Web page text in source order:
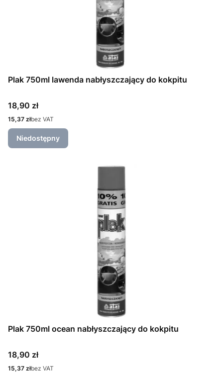
Plak 750ml lawenda nabłyszczający do kokpitu
Cena
18,90 zł
Cena
15,37 złbez VAT
Niedostępny
Plak 750ml ocean nabłyszczający do kokpitu
Cena
18,90 zł
Cena
15,37 złbez VAT